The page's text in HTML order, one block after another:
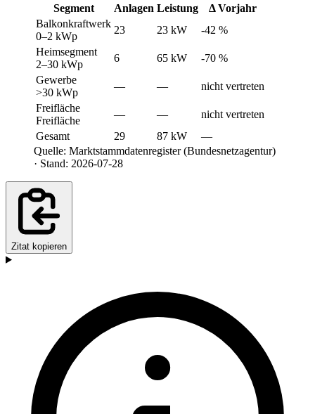
Segment Anlagen Leistung
Δ Vorjahr
Balkonkraftwerk
0–2 kWp
23 23 kW
-42 %
Heimsegment
2–30 kWp
6 65 kW
-70 %
Gewerbe
>30 kWp
— —
nicht vertreten
Freifläche
Freifläche
— —
nicht vertreten
Gesamt
29 87 kW
—
Quelle: Marktstammdatenregister (Bundesnetzagentur)
· Stand: 2026-07-28
Zitat kopieren